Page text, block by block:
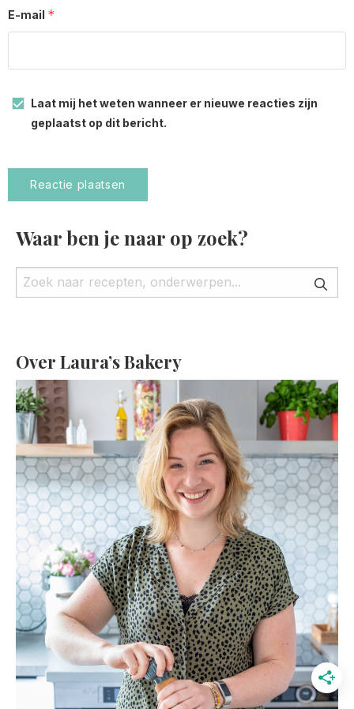
E-mail *
Laat mij het weten wanneer er nieuwe reacties zijn
geplaatst op dit bericht.
Waar ben je naar op zoek?
Over Laura’s Bakery